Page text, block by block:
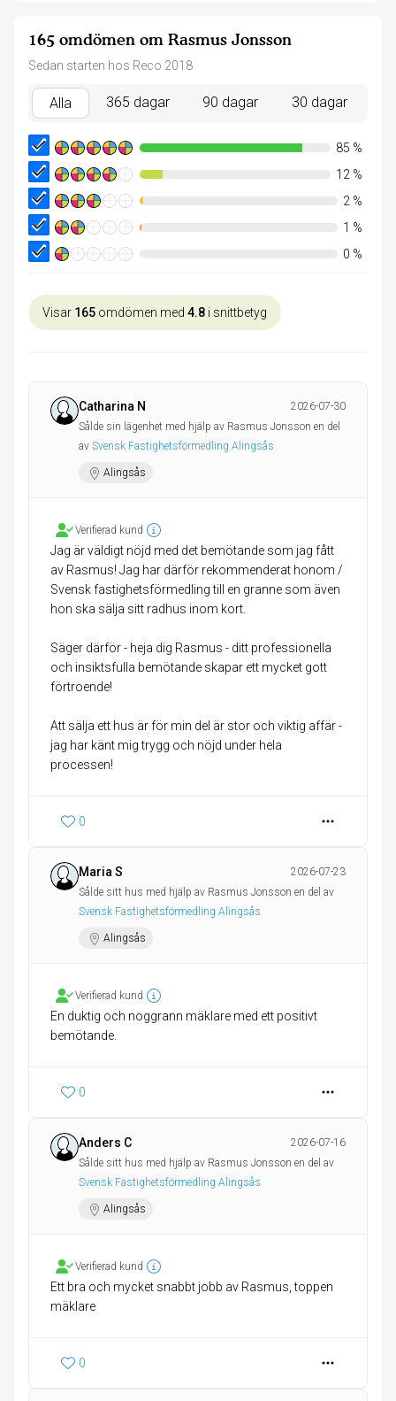
165 omdömen om Rasmus Jonsson
Sedan starten hos Reco 2018
Alla 365 dagar 90 dagar 30 dagar
85 %
12%
2%
1 %
0 %
Visar 165 omdömen med 4.8 i snittbetyg
Catharina N
2026-07-30
Sålde sin lägenhet med hjälp av Rasmus Jonsson en del
av Svensk Fastighetsförmedling Alingsås
Alingsås
Verifierad kund
Jag är väldigt nöjd med det bemötande som jag fått
av Rasmus! Jag har därför rekommenderat honom /
Svensk fastighetsförmedling till en granne som även
hon ska sälja sitt radhus inom kort.
Säger därför - heja dig Rasmus - ditt professionella
och insiktsfulla bemötande skapar ett mycket gott
förtroende!
Att sälja ett hus är för min del är stor och viktig affär -
jag har känt mig trygg och nöjd under hela
processen!
0
Maria S
2026-07-23
Sålde sitt hus med hjälp av Rasmus Jonsson en del av
Svensk Fastighetsförmedling Alingsås
Alingsås
Verifierad kund
En duktig och noggrann mäklare med ett positivt
bemötande.
0
Anders C
2026-07-16
Sålde sitt hus med hjälp av Rasmus Jonsson en del av
Svensk Fastighetsförmedling Alingsås
Alingsås
Verifierad kund
Ett bra och mycket snabbt jobb av Rasmus, toppen
mäklare
0